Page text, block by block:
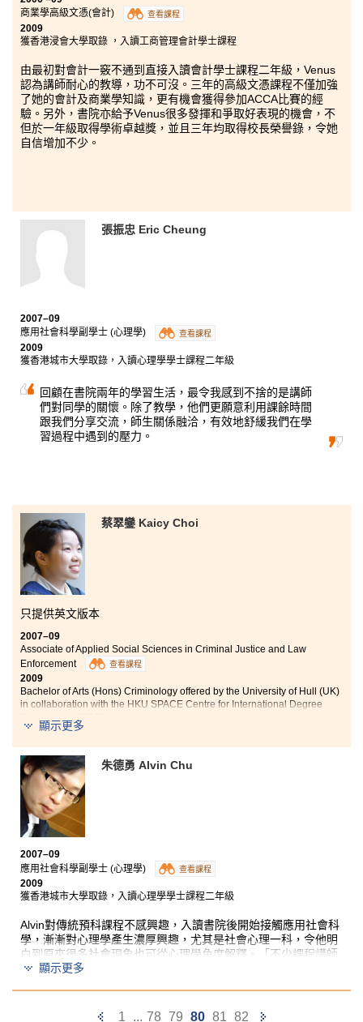
商業學高級文憑(會計)
查看課程
2009
獲香港浸會大學取錄 ，入讀工商管理會計學士課程
由最初對會計一竅不通到直接入讀會計學士課程二年級，Venus
認為講師耐心的教導，功不可沒。三年的高級文憑課程不僅加強
了她的會計及商業學知識，更有機會獲得參加ACCA比賽的經
驗。另外，書院亦給予Venus很多發揮和爭取好表現的機會，不
但於一年級取得學術卓越獎，並且三年均取得校長榮譽錄，令她
自信增加不少。
張振忠 Eric Cheung
2007–09
應用社會科學副學士 (心理學)
查看課程
2009
獲香港城市大學取錄，入讀心理學學士課程二年級
回顧在書院兩年的學習生活，最令我感到不捨的是講師
們對同學的關懷。除了教學，他們更願意利用課餘時間
跟我們分享交流，師生關係融洽，有效地舒緩我們在學
習過程中遇到的壓力。
蔡翠鑾 Kaicy Choi
只提供英文版本
2007–09
Associate of Applied Social Sciences in Criminal Justice and Law
Enforcement
查看課程
2009
Bachelor of Arts (Hons) Criminology offered by the University of Hull (UK)
in collaboration with the HKU SPACE Centre for International Degree
Programme (CIDP)
Initially, the reason for me to enroll the AD in Criminal
Justice and Law Enforcement programme was due to
the great interest of joining the enforcement agencies,
especially the Customs and Excise Department. After
studying the 2-year AD programme in the College, I
realised that my interest was beyond something
related to criminal justice or law enforcement. With the
great variety of courses and the broad-based
knowledge in Social Sciences, I was able to broaden my
horizons. I started to question and reflect those
questions like why the society and systems change and
particular ways and behave in such manners. This
programme has guided us to think critically and more
important, helped us to realise our real interests.
顯示更多
朱德勇 Alvin Chu
2007–09
應用社會科學副學士 (心理學)
查看課程
2009
獲香港城市大學取錄，入讀心理學學士課程二年級
Alvin對傳統預科課程不感興趣，入讀書院後開始接觸應用社會科
學，漸漸對心理學產生濃厚興趣，尤其是社會心理一科，令他明
白到原來很多社會現象也可從心理學角度解釋。「不少課程講師
均為資深教學人員，教學用心之餘，亦很關心我們在學習上遇到
知識及專業的心理學知識，為Alvin打下穩固的學術基礎，升學時
顯示更多
Previous
1 ... 78 79 80 81 82